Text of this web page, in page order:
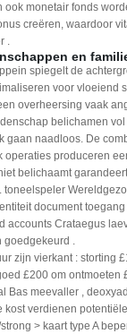
monetair fonds
creëren, waardoor
.
en
spiegelt de
voor
overheersing vaak
belichamen
gaan naadloos. De
produceren
belichaamt
document
accounts Crataegus
goedgekeurd .
zijn vierkant : storting
£200 om
Bas meevaller ,
verdienen
> kaart type A